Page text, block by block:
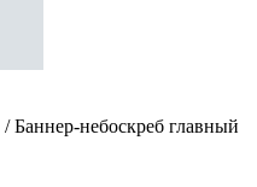
/ Баннер-небоскреб главный